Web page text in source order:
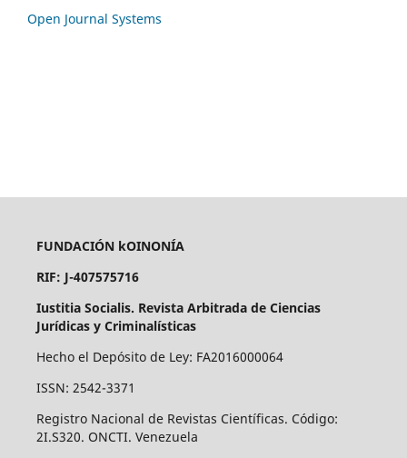
Open Journal Systems
FUNDACIÓN kOINONÍA
RIF: J-407575716
Iustitia Socialis. Revista Arbitrada de Ciencias
Jurídicas y Criminalísticas
Hecho el Depósito de Ley: FA2016000064
ISSN: 2542-3371
Registro Nacional de Revistas Científicas. Código:
2I.S320. ONCTI. Venezuela